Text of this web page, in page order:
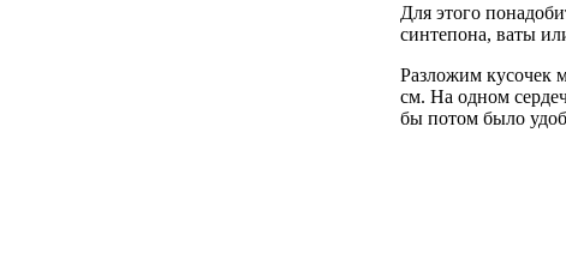
Для этого
синтепона, ваты
Разложим кусочек
см. На одном
бы потом было